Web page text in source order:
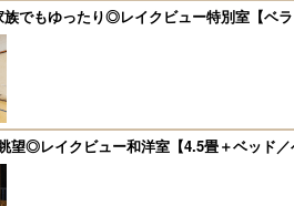
族でもゆったり◎レイクビュー特別室【ベ
望◎レイクビュー和洋室【4.5畳＋ベッド